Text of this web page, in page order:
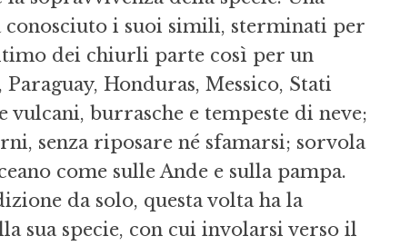
conosciuto i suoi simili, sterminati per
dei chiurli parte così per un
Honduras, Messico, Stati
vulcani, burrasche e tempeste di neve;
senza riposare né sfamarsi; sorvola
come sulle Ande e sulla pampa.
da solo, questa volta ha la
sua specie, con cui involarsi verso il